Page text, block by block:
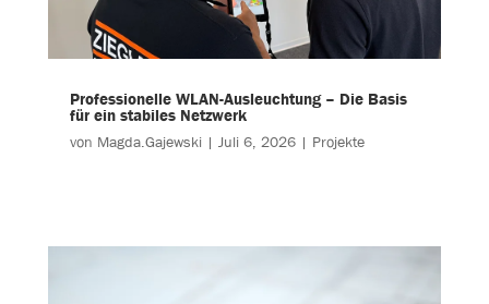
Professionelle WLAN-Ausleuchtung – Die Basis
für ein stabiles Netzwerk
von Magda.Gajewski| Juli 6, 2026| Projekte